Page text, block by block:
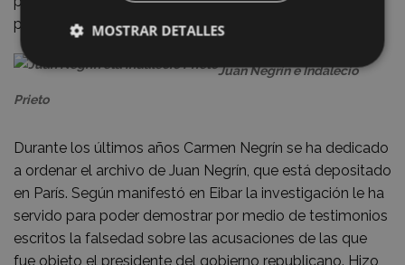
perdida...
Juan Negrín e Indalecio
Prieto
Durante los últimos años Carmen Negrín se ha dedicado
a ordenar el archivo de Juan Negrín, que está depositado
en París. Según manifestó en Eibar la investigación le ha
servido para poder demostrar por medio de testimonios
escritos la falsedad sobre las acusaciones de las que
fue objeto el presidente del gobierno republicano. Hizo
MOSTRAR DETALLES